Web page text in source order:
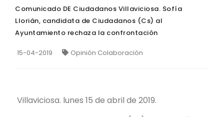
Comunicado DE Ciudadanos Villaviciosa. Sofía
Llorián, candidata de Ciudadanos (Cs) al
Ayuntamiento rechaza la confrontación
15-04-2019 Opinión Colaboración
Villaviciosa. lunes 15 de abril de 2019.